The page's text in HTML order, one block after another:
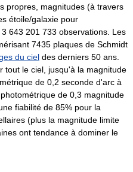
propres, magnitudes (à travers
étoile/galaxie pour
643 201 733 observations. Les
7435 plaques de Schmidt
du ciel des derniers 50 ans.
tout le ciel, jusqu'à la magnitude
de 0,2 seconde d'arc à
de 0,3 magnitude
fiabilité de 85% pour la
(plus la magnitude limite
ont tendance à dominer le